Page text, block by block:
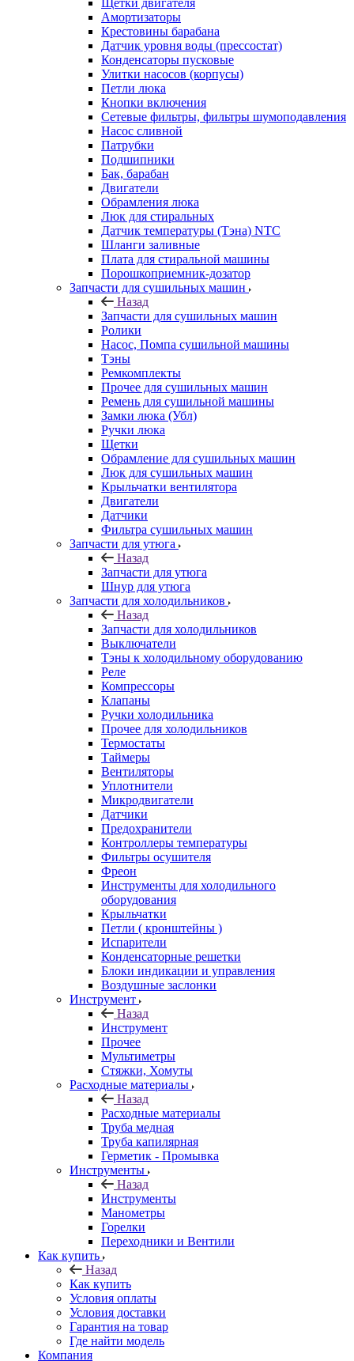
Щетки двигателя
Амортизаторы
Крестовины барабана
Датчик уровня воды (прессостат)
Конденсаторы пусковые
Улитки насосов (корпусы)
Петли люка
Кнопки включения
Сетевые фильтры, фильтры шумоподавления
Насос сливной
Патрубки
Подшипники
Бак, барабан
Двигатели
Обрамления люка
Люк для стиральных
Датчик температуры (Тэна) NTC
Шланги заливные
Плата для стиральной машины
Порошкоприемник-дозатор
Запчасти для сушильных машин
Назад
Запчасти для сушильных машин
Ролики
Насос, Помпа сушильной машины
Тэны
Ремкомплекты
Прочее для сушильных машин
Ремень для сушильной машины
Замки люка (Убл)
Ручки люка
Щетки
Обрамление для сушильных машин
Люк для сушильных машин
Крыльчатки вентилятора
Двигатели
Датчики
Фильтра сушильных машин
Запчасти для утюга
Назад
Запчасти для утюга
Шнур для утюга
Запчасти для холодильников
Назад
Запчасти для холодильников
Выключатели
Тэны к холодильному оборудованию
Реле
Компрессоры
Клапаны
Ручки холодильника
Прочее для холодильников
Термостаты
Таймеры
Вентиляторы
Уплотнители
Микродвигатели
Датчики
Предохранители
Контроллеры температуры
Фильтры осушителя
Фреон
Инструменты для холодильного
оборудования
Крыльчатки
Петли ( кронштейны )
Испарители
Конденсаторные решетки
Блоки индикации и управления
Воздушные заслонки
Инструмент
Назад
Инструмент
Прочее
Мультиметры
Стяжки, Хомуты
Расходные материалы
Назад
Расходные материалы
Труба медная
Труба капилярная
Герметик - Промывка
Инструменты
Назад
Инструменты
Манометры
Горелки
Переходники и Вентили
Как купить
Назад
Как купить
Условия оплаты
Условия доставки
Гарантия на товар
Где найти модель
Компания